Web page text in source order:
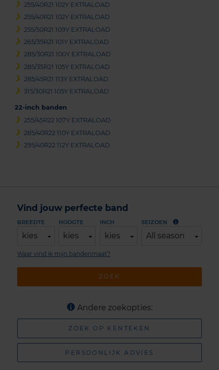
255/40R21 102Y EXTRALOAD
255/40R21 102Y EXTRALOAD
255/50R21 109Y EXTRALOAD
265/35R21 101Y EXTRALOAD
285/30R21 100Y EXTRALOAD
285/35R21 105Y EXTRALOAD
285/45R21 113Y EXTRALOAD
315/30R21 105Y EXTRALOAD
22-inch banden
255/45R22 107Y EXTRALOAD
285/40R22 110Y EXTRALOAD
295/40R22 112Y EXTRALOAD
Vind jouw perfecte band
BREEDTE
kies
HOOGTE
kies
INCH
kies
SEIZOEN
All season
ZOEK
Waar vind ik mijn bandenmaat?
Andere zoekopties:
ZOEK OP KENTEKEN
PERSOONLIJK ADVIES